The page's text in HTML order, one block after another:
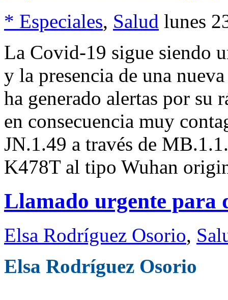
* Especiales, Salud lunes
La Covid-19 sigue siendo
y la presencia de una
ha generado alertas por su
en consecuencia muy
JN.1.49 a través de
K478T al tipo Wuhan
Llamado urgente para
Elsa Rodríguez Osorio,
Elsa Rodríguez Osorio